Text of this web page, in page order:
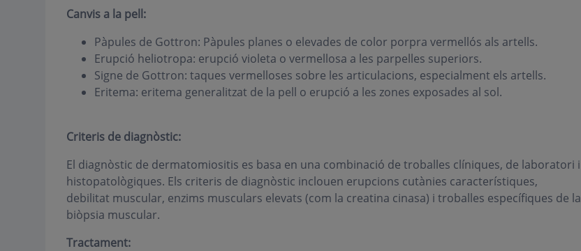
Canvis a la pell:
Pàpules de Gottron: Pàpules planes o elevades de color porpra vermellós als artells.
Erupció heliotropa: erupció violeta o vermellosa a les parpelles superiors.
Signe de Gottron: taques vermelloses sobre les articulacions, especialment els artells.
Eritema: eritema generalitzat de la pell o erupció a les zones exposades al sol.
Criteris de diagnòstic:
El diagnòstic de dermatomiositis es basa en una combinació de troballes clíniques, de laboratori i
histopatològiques. Els criteris de diagnòstic inclouen erupcions cutànies característiques,
debilitat muscular, enzims musculars elevats (com la creatina cinasa) i troballes específiques de la
biòpsia muscular.
Tractament: